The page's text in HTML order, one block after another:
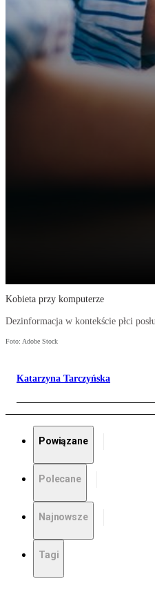
Kobieta przy komputerze
Dezinformacja w kontekście płci
Foto: Adobe Stock
Katarzyna Tarczyńska
Powiązane
Polecane
Najnowsze
Tagi